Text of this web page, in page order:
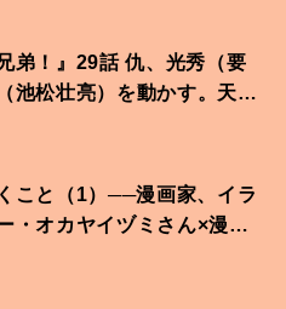
弟！』29話 仇、光秀（要
池松壮亮）を動かす。天下
こと（1）──漫画家、イラ
・オカヤイヅミさん×漫画